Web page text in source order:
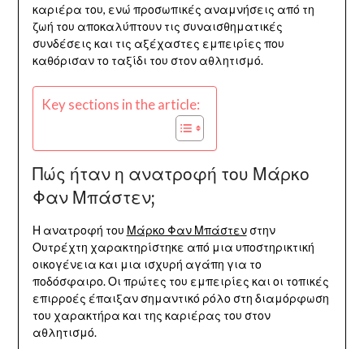
καριέρα του, ενώ προσωπικές αναμνήσεις από τη
ζωή του αποκαλύπτουν τις συναισθηματικές
συνδέσεις και τις αξέχαστες εμπειρίες που
καθόρισαν το ταξίδι του στον αθλητισμό.
Key sections in the article:
Πώς ήταν η ανατροφή του Μάρκο
Φαν Μπάστεν;
Η ανατροφή του Μάρκο Φαν Μπάστενστην
Ουτρέχτη χαρακτηρίστηκε από μια υποστηρικτική
οικογένεια και μια ισχυρή αγάπη για το
ποδόσφαιρο. Οι πρώτες του εμπειρίες και οι τοπικές
επιρροές έπαιξαν σημαντικό ρόλο στη διαμόρφωση
του χαρακτήρα και της καριέρας του στον
αθλητισμό.